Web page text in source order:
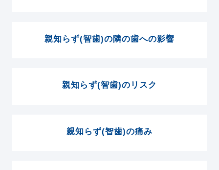
親知らず(智歯)の隣の歯への影響
親知らず(智歯)のリスク
親知らず(智歯)の痛み